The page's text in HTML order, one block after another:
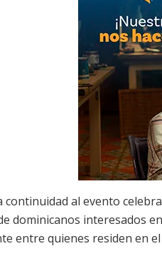
continuidad al evento
dominicanos interesados
entre quienes residen en